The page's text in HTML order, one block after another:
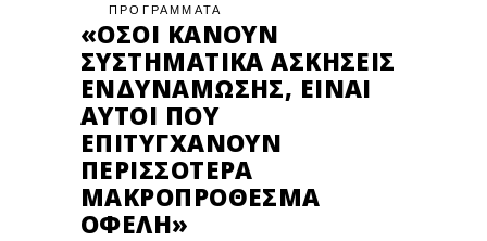
ΠΡΟΓΡΑΜΜΑΤΑ
«ΌΣΟΙ ΚΆΝΟΥΝ
ΣΥΣΤΗΜΑΤΙΚΆ ΑΣΚΉΣΕΙΣ
ΕΝΔΥΝΆΜΩΣΗΣ, ΕΊΝΑΙ
ΑΥΤΟΊ ΠΟΥ
ΕΠΙΤΥΓΧΆΝΟΥΝ
ΠΕΡΙΣΣΌΤΕΡΑ
ΜΑΚΡΟΠΡΌΘΕΣΜΑ
ΟΦΈΛΗ»